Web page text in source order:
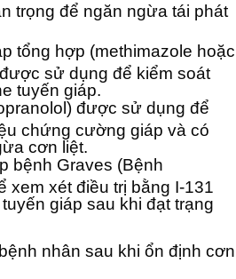
trọng để ngăn ngừa tái phát
tổng hợp (methimazole hoặc
sử dụng để kiểm soát
tuyến giáp.
được sử dụng để
chứng cường giáp và có
cơn liệt.
bệnh Graves (Bệnh
xem xét điều trị bằng I-131
giáp sau khi đạt trạng
nhân sau khi ổn định cơn